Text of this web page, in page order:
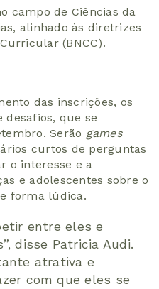
campo de Ciências da
alinhado às diretrizes
(BNCC).
das inscrições, os
que se
Serão games
curtos de perguntas
o interesse e a
e adolescentes sobre o
forma lúdica.
entre eles e
disse Patricia Audi.
atrativa e
com que eles se